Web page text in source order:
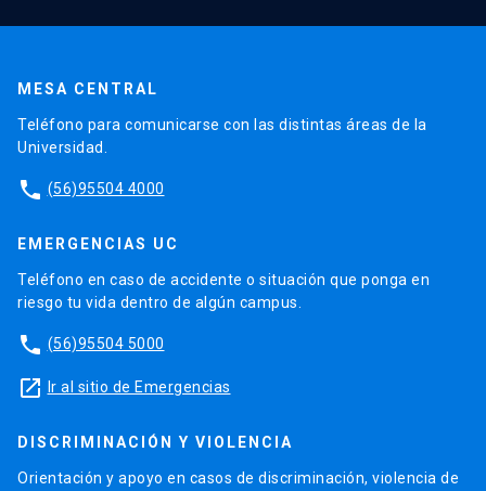
MESA CENTRAL
Teléfono para comunicarse con las distintas áreas de la
Universidad.
phone (56)95504 4000
EMERGENCIAS UC
Teléfono en caso de accidente o situación que ponga en
riesgo tu vida dentro de algún campus.
phone (56)95504 5000
launch Ir al sitio de Emergencias
DISCRIMINACIÓN Y VIOLENCIA
Orientación y apoyo en casos de discriminación, violencia de